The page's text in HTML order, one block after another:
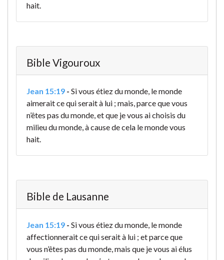
hait.
Bible Vigouroux
Jean 15:19 - Si vous étiez du monde, le monde
aimerait ce qui serait à lui ; mais, parce que vous
n’êtes pas du monde, et que je vous ai choisis du
milieu du monde, à cause de cela le monde vous
hait.
Bible de Lausanne
Jean 15:19 - Si vous étiez du monde, le monde
affectionnerait ce qui serait à lui ; et parce que
vous n’êtes pas du monde, mais que je vous ai élus